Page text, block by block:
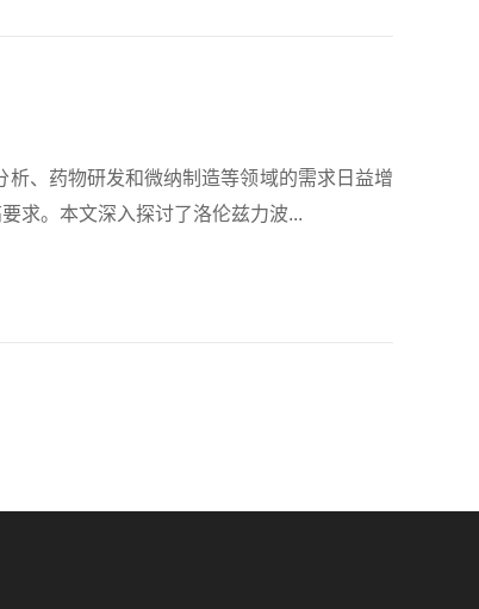
、药物研发和微纳制造等领域的需求日益增
求。本文深入探讨了洛伦兹力波...